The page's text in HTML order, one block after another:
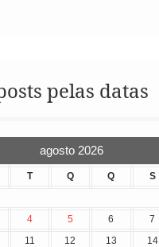
pelas datas
agosto 2026
T Q Q S
4 5 6 7
11 12 13 14